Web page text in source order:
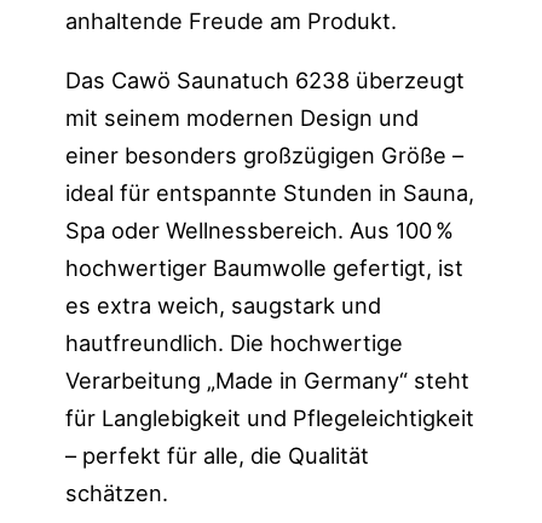
anhaltende Freude am Produkt.
Das Cawö Saunatuch 6238 überzeugt
mit seinem modernen Design und
einer besonders großzügigen Größe –
ideal für entspannte Stunden in Sauna,
Spa oder Wellnessbereich. Aus 100 %
hochwertiger Baumwolle gefertigt, ist
es extra weich, saugstark und
hautfreundlich. Die hochwertige
Verarbeitung „Made in Germany“ steht
für Langlebigkeit und Pflegeleichtigkeit
– perfekt für alle, die Qualität
schätzen.